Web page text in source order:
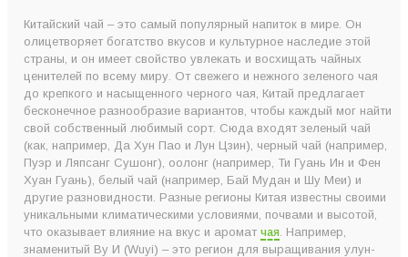
1. Обращаем внимание на сорт при выборе китайского чая
2. Смотрим на внешний вид и запах китайского чая
3. Условия хранения
4. Дата сборки и фасовки китайского чая
5. Маркировка
6. Какого происхождения выбрать китайский чай?
7. Какой марки выбрать китайский чай?
8. Какой китайский чай предпочитают украинцы?
9. Попробуйте китайский чай
Китайский чай – это самый популярный напиток в мире. Он
олицетворяет богатство вкусов и культурное наследие этой
страны, и он имеет свойство увлекать и восхищать чайных
ценителей по всему миру. От свежего и нежного зеленого чая
до крепкого и насыщенного черного чая, Китай предлагает
бесконечное разнообразие вариантов, чтобы каждый мог найти
свой собственный любимый сорт. Сюда входят зеленый чай
(как, например, Да Хун Пао и Лун Цзин), черный чай (например,
Пуэр и Ляпсанг Сушонг), оолонг (например, Ти Гуань Ин и Фен
Хуан Гуань), белый чай (например, Бай Мудан и Шу Меи) и
другие разновидности. Разные регионы Китая известны своими
уникальными климатическими условиями, почвами и высотой,
что оказывает влияние на вкус и аромат чая. Например,
знаменитый Ву И (Wuyi) – это регион для выращивания улун-